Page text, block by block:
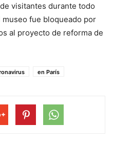
visitantes durante todo
museo fue bloqueado por
al proyecto de reforma de
en París